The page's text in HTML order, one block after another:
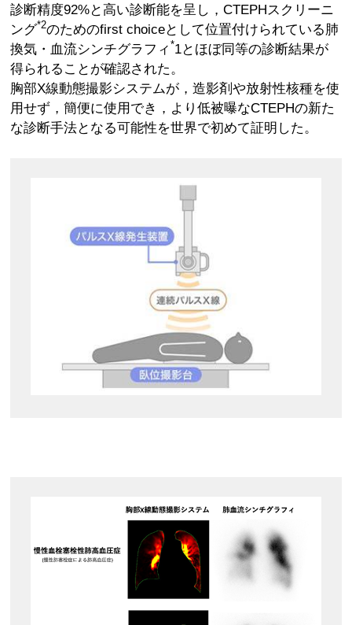
診断精度92%と高い診断能を呈し，CTEPHスクリーニ
ング*2のためのfirst choiceとして位置付けられている肺
換気・血流シンチグラフィ *1とほぼ同等の診断結果が
得られることが確認された。
胸部X線動態撮影システムが，造影剤や放射性核種を使
用せず，簡便に使用でき，より低被曝なCTEPHの新た
な診断手法となる可能性を世界で初めて証明した。